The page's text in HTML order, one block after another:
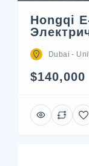
Hongqi
Dubai -
$140,000